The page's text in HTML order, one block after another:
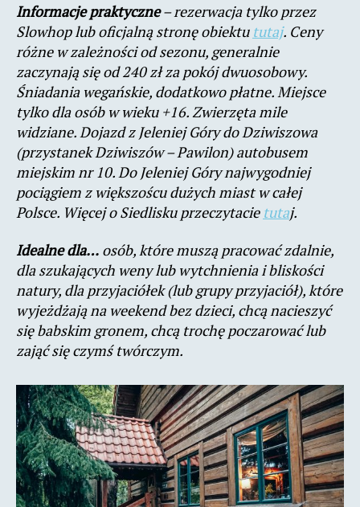
Informacje praktyczne– rezerwacja tylko przez
Slowhop lub oficjalną stronę obiektu tutaj. Ceny
różne w zależności od sezonu, generalnie
zaczynają się od 240 zł za pokój dwuosobowy.
Śniadania wegańskie, dodatkowo płatne. Miejsce
tylko dla osób w wieku +16. Zwierzęta mile
widziane. Dojazd z Jeleniej Góry do Dziwiszowa
(przystanek Dziwiszów – Pawilon) autobusem
miejskim nr 10. Do Jeleniej Góry najwygodniej
pociągiem z większoścu dużych miast w całej
Polsce. Więcej o Siedlisku przeczytacie tutaj.
Idealne dla… osób, które muszą pracować zdalnie,
dla szukających weny lub wytchnienia i bliskości
natury, dla przyjaciółek (lub grupy przyjaciół), które
wyjeżdżają na weekend bez dzieci, chcą nacieszyć
się babskim gronem, chcą trochę poczarować lub
zająć się czymś twórczym.